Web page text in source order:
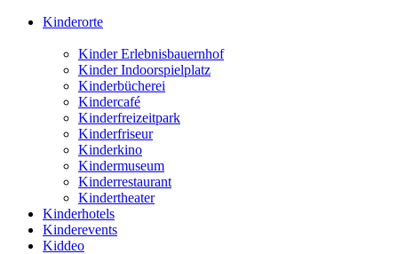
Kinderorte
Kinder Erlebnisbauernhof
Kinder Indoorspielplatz
Kinderbücherei
Kindercafé
Kinderfreizeitpark
Kinderfriseur
Kinderkino
Kindermuseum
Kinderrestaurant
Kindertheater
Kinderhotels
Kinderevents
Kiddeo